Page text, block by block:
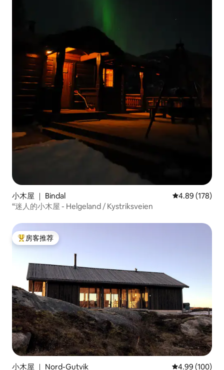
小木屋 ｜ Bindal 平均评分 4.89
4.89 (178)
“迷人的小木屋 - Helgeland / Kystriksveien
热门「房客推荐」
房客推荐
小木屋 ｜ Nord-Gutvik 平均评分 4.99
4.99 (100)